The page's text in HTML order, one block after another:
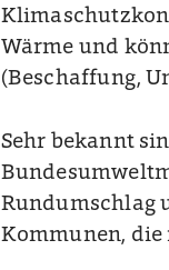
Wärme und
(Beschaffung,
Sehr bekannt
Rundumschlag
Kommunen, die